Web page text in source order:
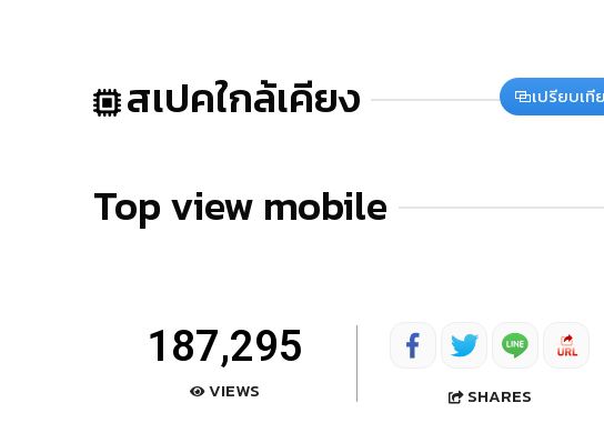
สเปคใกล้เคียง เปรียบเที
Top view mobile
187,295
VIEWS SHARES